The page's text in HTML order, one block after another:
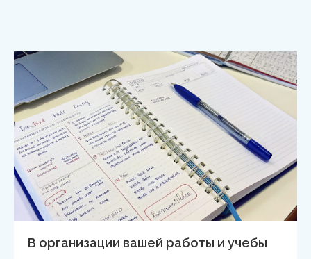
В организации вашей работы и учебы